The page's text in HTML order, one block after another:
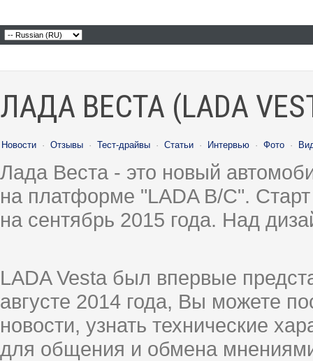
ЛАДА ВЕСТА (LADA
Новости · Отзывы · Тест-драйвы · Статьи · Интервью · Фото ·
Лада Веста - это новый
на платформе "LADA B/C".
на сентябрь 2015 года. Над
LADA Vesta был впервые
августе 2014 года, Вы можете
новости, узнать технические
для общения и обмена